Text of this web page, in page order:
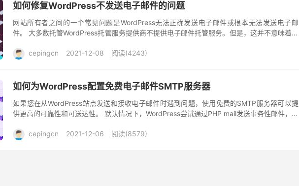
如何修复WordPress不发送电子邮件的问题
网站所有者之间的一个常见问题是WordPress无法正确发送电子邮件或根本无法发送电子邮
件。 大多数托管WordPress托管服务提供商不提供电子邮件托管服务。但是，这并不意味着您
cepingcn
2021-12-08 阅读(4243)
如何为WordPress配置免费电子邮件SMTP服务器
如果您在从WordPress站点发送和接收电子邮件时遇到问题，使用免费的SMTP服务器可以提
供更高的可靠性和可送达性。 默认情况下，WordPress尝试通过PHP mail发送事务性邮件，这
cepingcn
2021-12-06 阅读(8579)